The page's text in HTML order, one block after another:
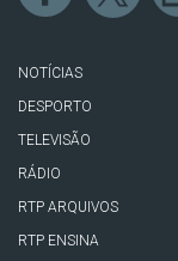
NOTÍCIAS
DESPORTO
TELEVISÃO
RÁDIO
RTP ARQUIVOS
RTP ENSINA